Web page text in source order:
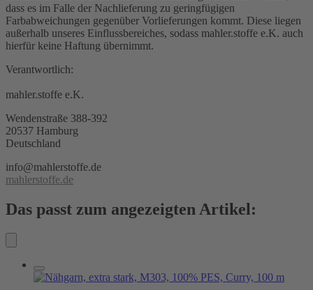
dass es im Falle der Nachlieferung zu geringfügigen
Farbabweichungen gegenüber Vorlieferungen kommt. Diese liegen
außerhalb unseres Einflussbereiches, sodass mahler.stoffe e.K. auch
hierfür keine Haftung übernimmt.
Verantwortlich:
mahler.stoffe e.K.
Wendenstraße 388-392
20537 Hamburg
Deutschland
info@mahlerstoffe.de
mahlerstoffe.de
Das passt zum angezeigten Artikel: